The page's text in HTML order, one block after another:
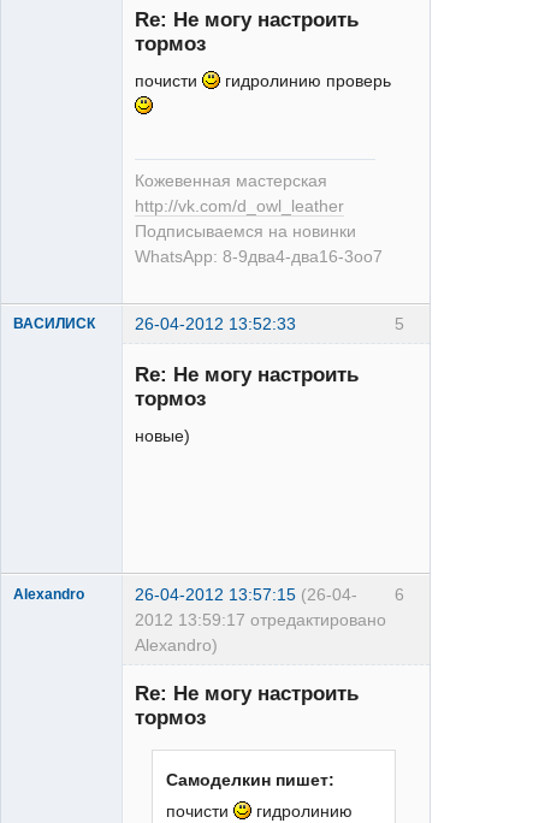
Re: Не могу настроить
тормоз
почисти гидролинию проверь
Кожевенная мастерская
http://vk.com/d_owl_leather
Подписываемся на новинки
WhatsApp: 8-9два4-два16-3оо7
5
ВАСИЛИСК 26-04-2012 13:52:33
Re: Не могу настроить
тормоз
новые)
6
Alexandro 26-04-2012 13:57:15 (26-04-
2012 13:59:17 отредактировано
Alexandro)
Re: Не могу настроить
тормоз
Самоделкин пишет:
почисти
гидролинию